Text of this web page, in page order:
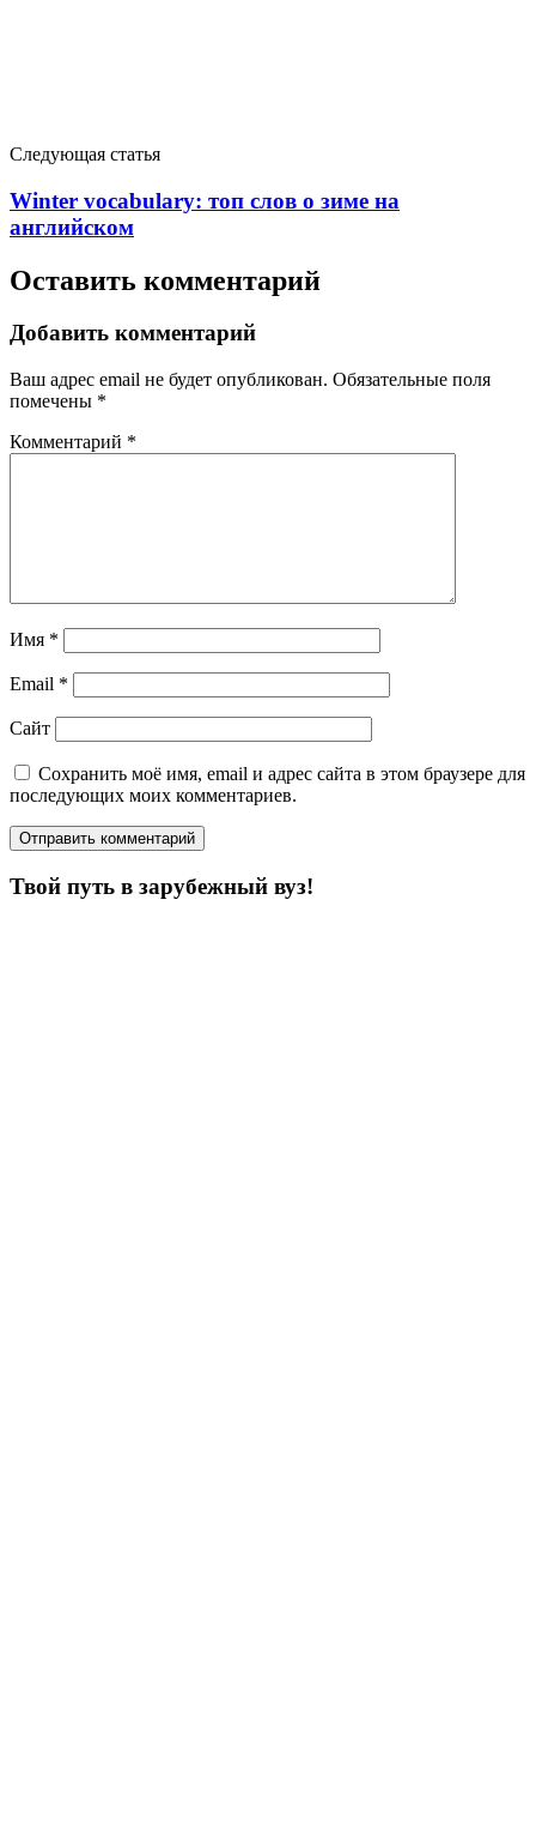
Следующая статья
Winter vocabulary: топ слов о зиме на
английском
Оставить комментарий
Добавить комментарий
Ваш адрес email не будет опубликован. Обязательные поля
помечены *
Комментарий *
Имя *
Email *
Сайт
Сохранить моё имя, email и адрес сайта в этом браузере для
последующих моих комментариев.
Твой путь в зарубежный вуз!